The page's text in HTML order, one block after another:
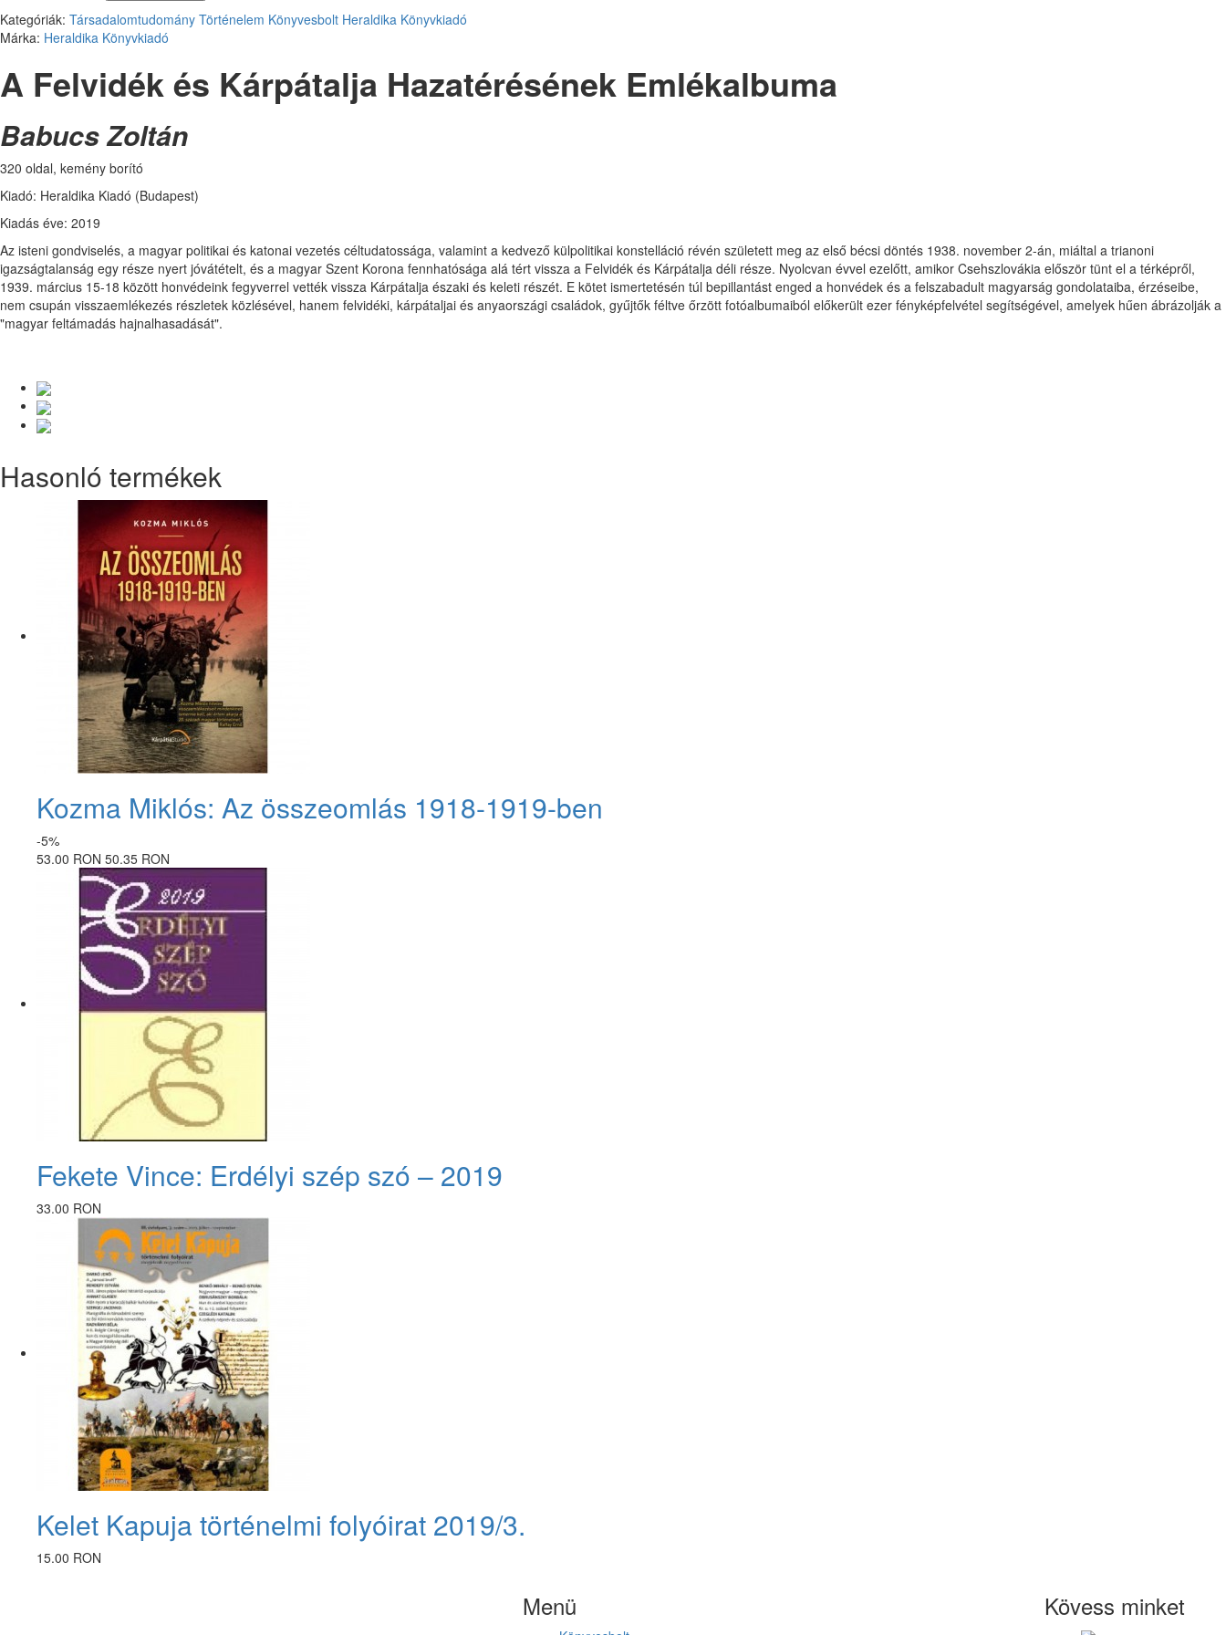
Kategóriák: Társadalomtudomány Történelem Könyvesbolt Heraldika Könyvkiadó
Márka: Heraldika Könyvkiadó
A Felvidék és Kárpátalja Hazatérésének Emlékalbuma
Babucs Zoltán
320 oldal, kemény borító
Kiadó: Heraldika Kiadó (Budapest)
Kiadás éve: 2019
Az isteni gondviselés, a magyar politikai és katonai vezetés céltudatossága, valamint a kedvező külpolitikai konstelláció révén született meg az első bécsi döntés 1938. november 2-án, miáltal a trianoni
igazságtalanság egy része nyert jóvátételt, és a magyar Szent Korona fennhatósága alá tért vissza a Felvidék és Kárpátalja déli része. Nyolcvan évvel ezelőtt, amikor Csehszlovákia először tünt el a térképről,
1939. március 15-18 között honvédeink fegyverrel vették vissza Kárpátalja északi és keleti részét. E kötet ismertetésén túl bepillantást enged a honvédek és a felszabadult magyarság gondolataiba, érzéseibe,
nem csupán visszaemlékezés részletek közlésével, hanem felvidéki, kárpátaljai és anyaországi családok, gyűjtők féltve őrzött fotóalbumaiból előkerült ezer fényképfelvétel segítségével, amelyek hűen ábrázolják a
"magyar feltámadás hajnalhasadását".
Hasonló termékek
Kozma Miklós: Az összeomlás 1918-1919-ben
-5%
53.00 RON 50.35 RON
Fekete Vince: Erdélyi szép szó – 2019
33.00 RON
Kelet Kapuja történelmi folyóirat 2019/3.
15.00 RON
Menü Kövess minket